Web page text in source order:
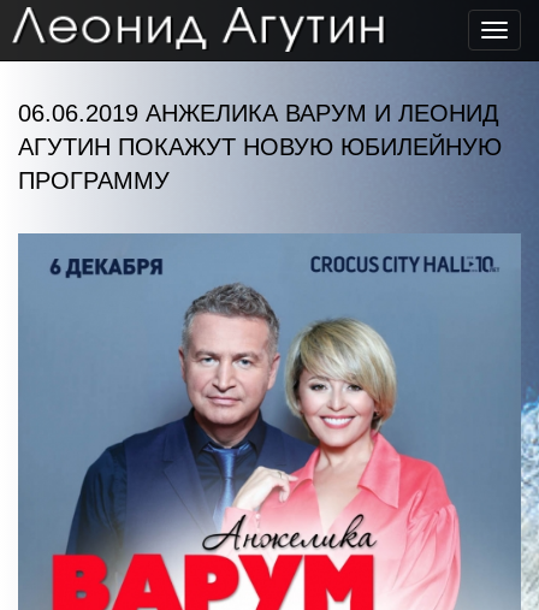
06.06.2019 АНЖЕЛИКА ВАРУМ И ЛЕОНИД
АГУТИН ПОКАЖУТ НОВУЮ ЮБИЛЕЙНУЮ
ПРОГРАММУ